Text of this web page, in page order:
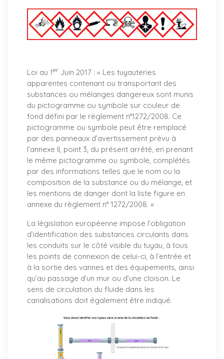
Loi au 1er Juin 2017 : « Les tuyauteries
apparentes contenant ou transportant des
substances ou mélanges dangereux sont munis
du pictogramme ou symbole sur couleur de
fond défini par le règlement n°1272/2008. Ce
pictogramme ou symbole peut être remplacé
par des panneaux d’avertissement prévu à
l’annexe II, point 3, du présent arrêté, en prenant
le même pictogramme ou symbole, complétés
par des informations telles que le nom ou la
composition de la substance ou du mélange, et
les mentions de danger dont la liste figure en
annexe du règlement n° 1272/2008. »
La législation européenne impose l’obligation
d’identification des substances circulants dans
les conduits sur le côté visible du tuyau, à tous
les points de connexion de celui-ci, à l’entrée et
à la sortie des vannes et des équipements, ainsi
qu’au passage d’un mur ou d’une cloison. Le
sens de circulation du fluide dans les
canalisations doit également être indiqué.